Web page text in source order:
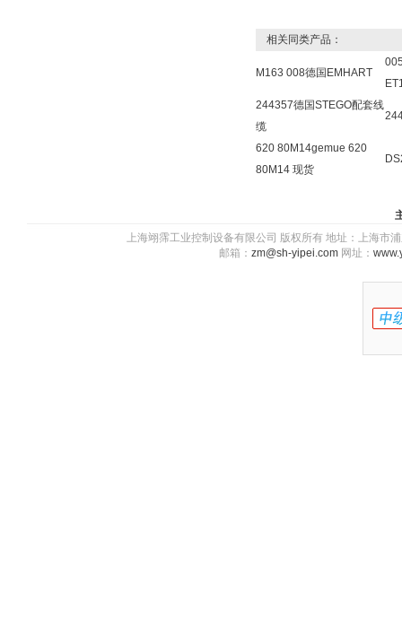
相关同类产品：
M163 008德国EMHART
244357德国STEGO配套线
缆
620 80M14gemue 620
80M14 现货
上海翊霈工业控制设备有限公司 版权所有 地址：上海
邮箱： zm@sh-yipei.com 网址：